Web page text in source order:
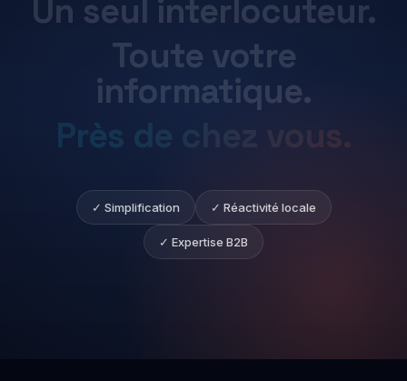
Un seul interlocuteur.
Toute votre
informatique.
Près de vous.
✓ Simplification ✓ Réactivité locale
✓ Expertise B2B